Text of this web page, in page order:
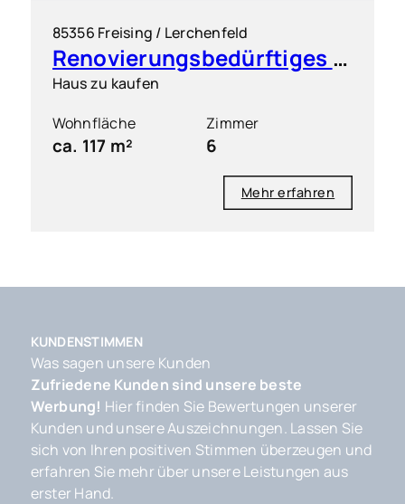
85356 Freising / Lerchenfeld
Renovierungsbedürftiges Reihenhaus in ruhiger Lage von Freising Lerchenfeld
Haus zu kaufen
Wohnfläche
ca. 117 m²
Zimmer
6
Mehr erfahren
KUNDENSTIMMEN
Was sagen unsere Kunden
Zufriedene Kunden sind unsere beste
Werbung! Hier finden Sie Bewertungen unserer
Kunden und unsere Auszeichnungen. Lassen Sie
sich von Ihren positiven Stimmen überzeugen und
erfahren Sie mehr über unsere Leistungen aus
erster Hand.